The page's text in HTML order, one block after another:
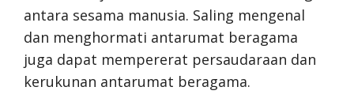
antara sesama manusia. Saling mengenal
dan menghormati antarumat beragama
juga dapat mempererat persaudaraan dan
kerukunan antarumat beragama.